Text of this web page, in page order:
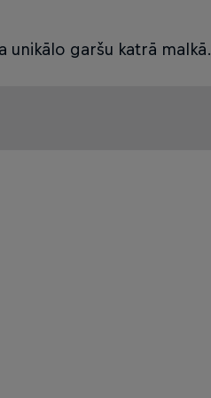
unikālo garšu katrā malkā.